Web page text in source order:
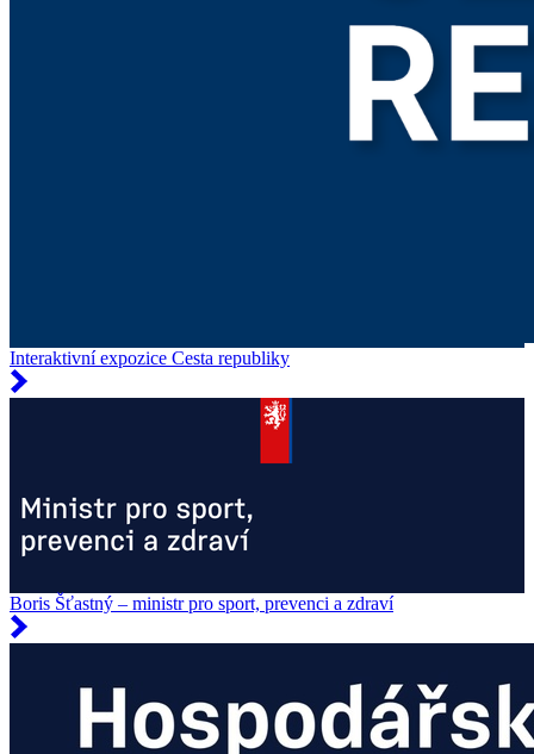
Interaktivní expozice Cesta republiky
Boris Šťastný – ministr pro sport, prevenci a zdraví